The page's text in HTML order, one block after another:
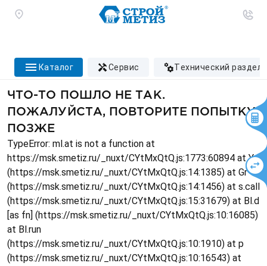
каталог сервис технический раздел
ЧТО-ТО ПОШЛО НЕ ТАК.
ПОЖАЛУЙСТА, ПОВТОРИТЕ ПОПЫТКУ
ПОЗЖЕ
TypeError: ml.at is not a function at
https://msk.smetiz.ru/_nuxt/CYtMxQtQ.js:1773:60894 at Ys
(https://msk.smetiz.ru/_nuxt/CYtMxQtQ.js:14:1385) at Gr
(https://msk.smetiz.ru/_nuxt/CYtMxQtQ.js:14:1456) at s.call
(https://msk.smetiz.ru/_nuxt/CYtMxQtQ.js:15:31679) at Bl.d
[as fn] (https://msk.smetiz.ru/_nuxt/CYtMxQtQ.js:10:16085)
at Bl.run
(https://msk.smetiz.ru/_nuxt/CYtMxQtQ.js:10:1910) at p
(https://msk.smetiz.ru/_nuxt/CYtMxQtQ.js:10:16543) at